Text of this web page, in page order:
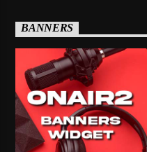
BANNERS